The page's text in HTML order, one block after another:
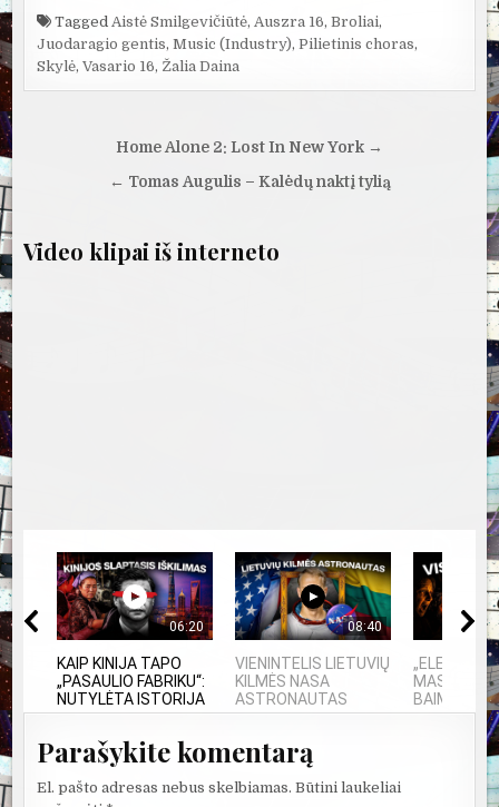
TaggedAistė Smilgevičiūtė,Auszra 16,Broliai,
Juodaragio gentis,Music (Industry),Pilietinis choras,
Skylė,Vasario 16, Žalia Daina
NavigacijaHome Alone 2: Lost In New York →
← Tomas Augulis – Kalėdų naktį tylią
Video klipai iš interneto
06:20
KAIP KINIJA TAPO
„PASAULIO FABRIKU“:
NUTYLĖTA ISTORIJA
08:40
VIENINTELIS LIETUVIŲ
KILMĖS NASA
ASTRONAUTAS
„ELEKTROS
MASINĖ
BAIMĖS
Parašykite komentarą
El. pašto adresas nebus skelbiamas. Būtini laukeliai